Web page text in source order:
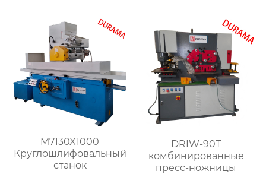
M7130X1000
Круглошлифовальный
станок
DRIW-90T
комбинированные
пресс-ножницы